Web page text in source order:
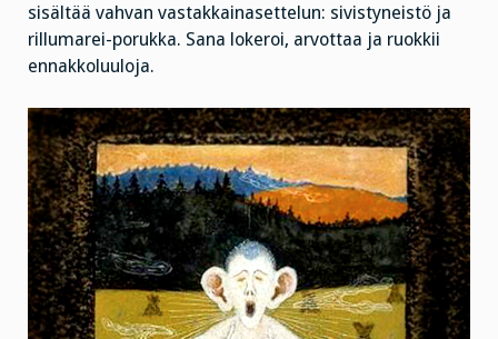
sisältää vahvan vastakkainasettelun: sivistyneistö ja
rillumarei-porukka. Sana lokeroi, arvottaa ja ruokkii
ennakkoluuloja.